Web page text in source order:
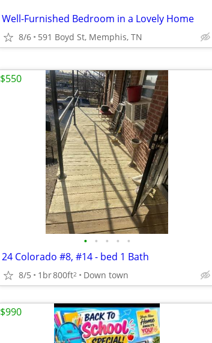
Well-Furnished Bedroom in a Lovely Home
8/6 591 Boyd St, Memphis, TN
• • • • •
24 Colorado #8, #14 - bed 1 Bath
8/5 1br800ft2 Down town
$550
$990